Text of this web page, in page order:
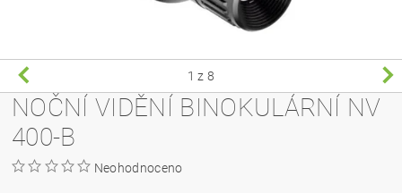
1 z 8
NOČNÍ VIDĚNÍ BINOKULÁRNÍ NV
400-B
Neohodnoceno